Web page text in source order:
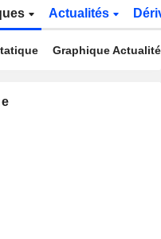
Actualités
Graphique